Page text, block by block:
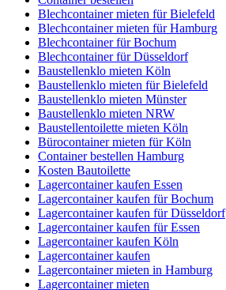
Blechcontainer mieten für Bielefeld
Blechcontainer mieten für Hamburg
Blechcontainer für Bochum
Blechcontainer für Düsseldorf
Baustellenklo mieten Köln
Baustellenklo mieten für Bielefeld
Baustellenklo mieten Münster
Baustellenklo mieten NRW
Baustellentoilette mieten Köln
Bürocontainer mieten für Köln
Container bestellen Hamburg
Kosten Bautoilette
Lagercontainer kaufen Essen
Lagercontainer kaufen für Bochum
Lagercontainer kaufen für Düsseldorf
Lagercontainer kaufen für Essen
Lagercontainer kaufen Köln
Lagercontainer kaufen
Lagercontainer mieten in Hamburg
Lagercontainer mieten